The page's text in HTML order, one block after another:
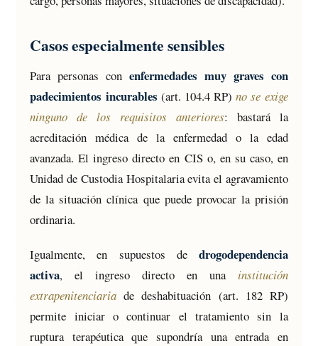
Casos especialmente sensibles
Para personas con enfermedades muy graves con
padecimientos incurables (art. 104.4 RP)no se exige
ninguno de los requisitos anteriores: bastará la
acreditación médica de la enfermedad o la edad
avanzada. El ingreso directo en CIS o, en su caso, en
Unidad de Custodia Hospitalaria evita el agravamiento
de la situación clínica que puede provocar la prisión
ordinaria.
Igualmente, en supuestos de drogodependencia
activa, el ingreso directo en una institución
extrapenitenciaria de deshabituación (art. 182 RP)
permite iniciar o continuar el tratamiento sin la
ruptura terapéutica que supondría una entrada en